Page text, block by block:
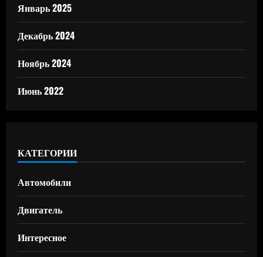
Январь 2025
Декабрь 2024
Ноябрь 2024
Июнь 2022
КАТЕГОРИИ
Автомобили
Двигатель
Интересное